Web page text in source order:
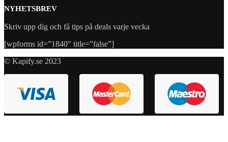
NYHETSBREV
Skriv upp dig och få tips på deals varje vecka
[wpforms id=”1840″ title=”false”]
© Kapify.se 2023